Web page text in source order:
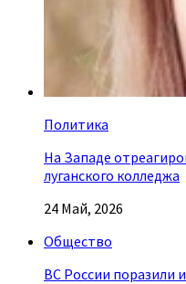
Политика
На Западе
луганского колледжа
24 Май, 2026
Общество
ВС России поразили